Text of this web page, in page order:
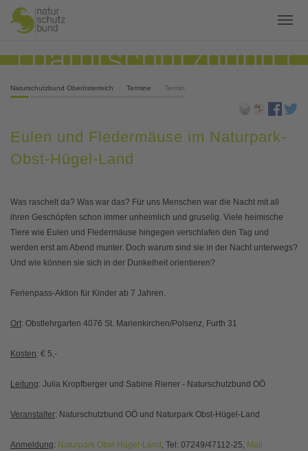
Naturschutzbund Oberösterreich Termine Termin
Eulen und Fledermäuse im Naturpark-
Obst-Hügel-Land
Was raschelt da? Was war das? Für uns Menschen war die Nacht mit all
ihren Geschöpfen schon immer unheimlich und gruselig. Viele heimische
Tiere wie Eulen und Fledermäuse hingegen verschlafen den Tag und
werden erst am Abend munter. Doch warum sind sie in der Nacht unterwegs?
Und wie können sie sich in der Dunkelheit orientieren?
Ferienpass-Aktion für Kinder ab 7 Jahren.
Ort: Obstlehrgarten 4076 St. Marienkirchen/Polsenz, Furth 31
Kosten: € 5,-
Leitung: Julia Kropfberger und Sabine Riener - Naturschutzbund OÖ
Veranstalter: Naturschutzbund OÖ und Naturpark Obst-Hügel-Land
Anmeldung: Naturpark Obst-Hügel-Land , Tel: 07249/47112-25, Mail